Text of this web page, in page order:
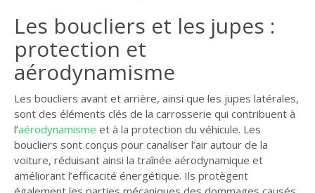
Les boucliers et les jupes :
protection et
aérodynamisme
Les boucliers avant et arrière, ainsi que les jupes latérales,
sont des éléments clés de la carrosserie qui contribuent à
l’aérodynamisme et à la protection du véhicule. Les
boucliers sont conçus pour canaliser l’air autour de la
voiture, réduisant ainsi la traînée aérodynamique et
améliorant l’efficacité énergétique. Ils protègent